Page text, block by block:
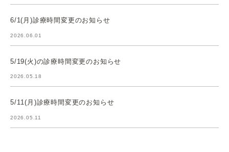
6/1(月)診療時間変更のお知らせ
2026.06.01
5/19(火)の診療時間変更のお知らせ
2026.05.18
5/11(月)診療時間変更のお知らせ
2026.05.11